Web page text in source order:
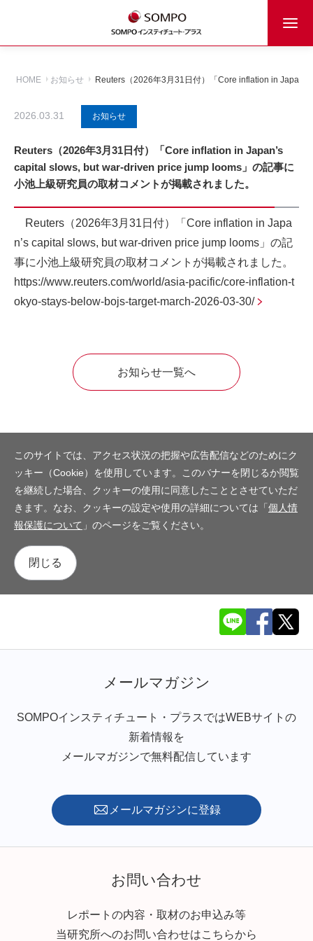
HOME お知らせ Reuters（2026年3月31日付）「Core inflation in
2026.03.31 お知らせ
Reuters（2026年3月31日付）「Core inflation in Japan’s
capital slows, but war-driven price jump looms」の記事に
小池上級研究員の取材コメントが掲載されました。
Reuters（2026年3月31日付）「Core inflation in Japa
n’s capital slows, but war-driven price jump looms」の記
事に小池上級研究員の取材コメントが掲載されました。
https://www.reuters.com/world/asia-pacific/core-inflation-t
okyo-stays-below-bojs-target-march-2026-03-30/
お知らせ一覧へ
このサイトでは、アクセス状況の把握や広告配信などのためにク
ッキー（Cookie）を使用しています。このバナーを閉じるか閲覧
を継続した場合、クッキーの使用に同意したこととさせていただ
きます。なお、クッキーの設定や使用の詳細については「個人情
報保護について 」のページをご覧ください。
閉じる
メールマガジン
SOMPOインスティチュート・プラスではWEBサイトの
新着情報を
メールマガジンで無料配信しています
メールマガジンに登録
お問い合わせ
レポートの内容・取材のお申込み等
当研究所へのお問い合わせはこちらから